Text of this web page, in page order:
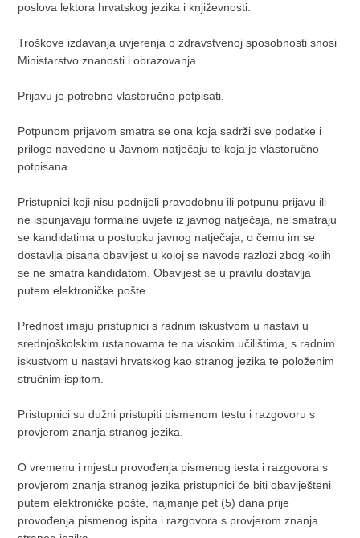
poslova lektora hrvatskog jezika i književnosti.
Troškove izdavanja uvjerenja o zdravstvenoj sposobnosti snosi
Ministarstvo znanosti i obrazovanja.
Prijavu je potrebno vlastoručno potpisati.
Potpunom prijavom smatra se ona koja sadrži sve podatke i
priloge navedene u Javnom natječaju te koja je vlastoručno
potpisana.
Pristupnici koji nisu podnijeli pravodobnu ili potpunu prijavu ili
ne ispunjavaju formalne uvjete iz javnog natječaja, ne smatraju
se kandidatima u postupku javnog natječaja, o čemu im se
dostavlja pisana obavijest u kojoj se navode razlozi zbog kojih
se ne smatra kandidatom. Obavijest se u pravilu dostavlja
putem elektroničke pošte.
Prednost imaju pristupnici s radnim iskustvom u nastavi u
srednjoškolskim ustanovama te na visokim učilištima, s radnim
iskustvom u nastavi hrvatskog kao stranog jezika te položenim
stručnim ispitom.
Pristupnici su dužni pristupiti pismenom testu i razgovoru s
provjerom znanja stranog jezika.
O vremenu i mjestu provođenja pismenog testa i razgovora s
provjerom znanja stranog jezika pristupnici će biti obaviješteni
putem elektroničke pošte, najmanje pet (5) dana prije
provođenja pismenog ispita i razgovora s provjerom znanja